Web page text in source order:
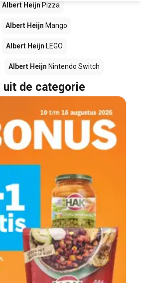
Albert Heijn Pizza
Albert Heijn Mango
Albert Heijn LEGO
Albert Heijn Nintendo Switch
de categorie